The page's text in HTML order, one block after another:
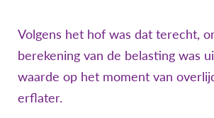
Volgens het hof was dat terecht,
berekening van de belasting was
waarde op het moment van
erflater.